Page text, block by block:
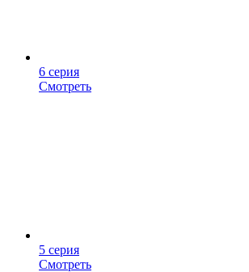
6 серия
Смотреть
5 серия
Смотреть